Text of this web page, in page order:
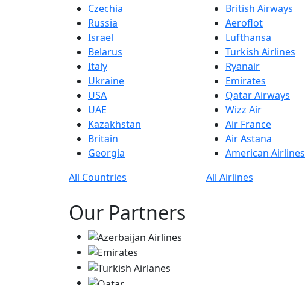
Czechia
Russia
Israel
Belarus
Italy
Ukraine
USA
UAE
Kazakhstan
Britain
Georgia
All Countries
British Airways
Aeroflot
Lufthansa
Turkish Airlines
Ryanair
Emirates
Qatar Airways
Wizz Air
Air France
Air Astana
American Airlines
All Airlines
Our Partners